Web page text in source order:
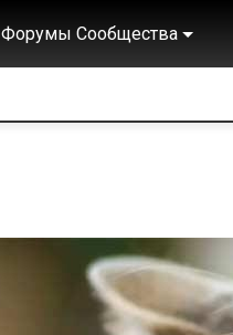
Форумы Сообщества